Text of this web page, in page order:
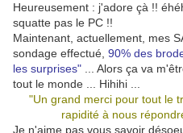
Heureusement : j'adore çà !!
squatte pas le PC !!
Maintenant, actuellement, mes
sondage effectué, 90% des
les surprises" ... Alors ça va
tout le monde ... Hihihi ...
"Un grand merci pour tout le
rapidité à nous
Je n'aime pas vous savoir